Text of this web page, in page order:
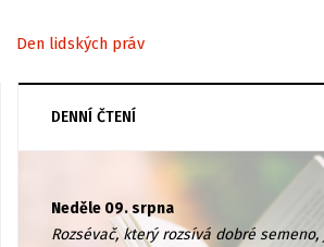
Den lidských práv
DENNÍ ČTENÍ
Neděle 09. srpna
Rozsévač, který rozsívá dobré